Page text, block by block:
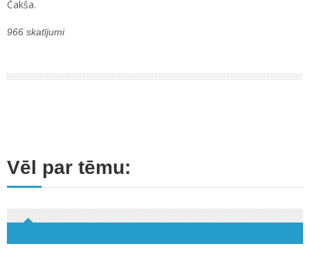
Čakša.
966 skatījumi
Vēl par tēmu: